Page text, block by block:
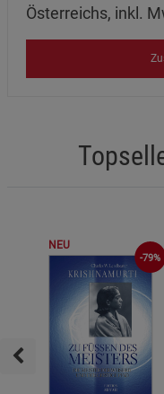
Österreichs, inkl.
NEU
-79%